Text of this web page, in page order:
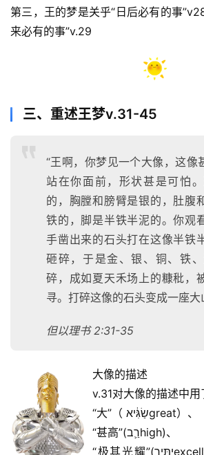
第三，王的梦是关乎“日后必有的事
来必有的事”v.29
三、重述王梦v.31-45
“王啊，你梦见一个大像，这像
站在你面前，形状甚是可怕
的，胸膛和膀臂是银的，肚腹
铁的，脚是半铁半泥的。你观
手凿出来的石头打在这像半铁
砸碎，于是金、银、铜、铁
碎，成如夏天禾场上的糠秕，
寻。打碎这像的石头变成一座大
但以理书 2:31-35
大像的描述
v.31对大像的描述中用
“大”（ שַׂגִּ֔יאgreat）、
“甚高”(רַ֛בhigh)、
“极其光耀”(יַתִּ֖ירexcellent, extraordinary